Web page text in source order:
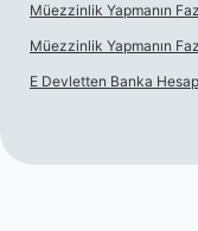
Müezzinlik Yapmanın
Müezzinlik Yapmanın
E Devletten Banka Hesap